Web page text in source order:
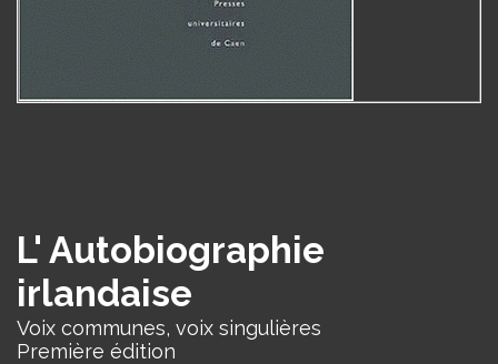
L' Autobiographie
irlandaise
Voix communes, voix singulières
Première édition